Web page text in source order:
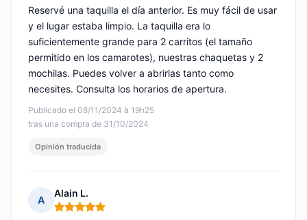
Publicado el 08/11/2024 à 19h25
tras una compra de 31/10/2024
Reservé una taquilla el día anterior. Es muy fácil de usar
y el lugar estaba limpio. La taquilla era lo
suficientemente grande para 2 carritos (el tamaño
permitido en los camarotes), nuestras chaquetas y 2
mochilas. Puedes volver a abrirlas tanto como
necesites. Consulta los horarios de apertura.
Opinión traducida
A
Alain L.
Nota: 5 de 5